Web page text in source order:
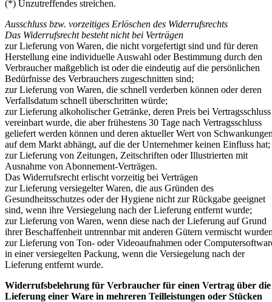
(*) Unzutreffendes streichen.
Ausschluss bzw. vorzeitiges Erlöschen des Widerrufsrechts
Das Widerrufsrecht besteht nicht bei Verträgen
zur Lieferung von Waren, die nicht vorgefertigt sind und für deren
Herstellung eine individuelle Auswahl oder Bestimmung durch den
Verbraucher maßgeblich ist oder die eindeutig auf die persönlichen
Bedürfnisse des Verbrauchers zugeschnitten sind;
zur Lieferung von Waren, die schnell verderben können oder deren
Verfallsdatum schnell überschritten würde;
zur Lieferung alkoholischer Getränke, deren Preis bei Vertragsschluss
vereinbart wurde, die aber frühestens 30 Tage nach Vertragsschluss
geliefert werden können und deren aktueller Wert von
auf dem Markt abhängt, auf die der Unternehmer keinen Einfluss hat;
zur Lieferung von Zeitungen, Zeitschriften oder Illustrierten mit
Ausnahme von Abonnement-Verträgen.
Das Widerrufsrecht erlischt vorzeitig bei Verträgen
zur Lieferung versiegelter Waren, die aus Gründen des
Gesundheitsschutzes oder der Hygiene nicht zur Rückgabe geeignet
sind, wenn ihre Versiegelung nach der Lieferung entfernt wurde;
zur Lieferung von Waren, wenn diese nach der Lieferung auf Grund
ihrer Beschaffenheit untrennbar mit anderen Gütern vermischt
zur Lieferung von Ton- oder Videoaufnahmen oder
in einer versiegelten Packung, wenn die Versiegelung nach der
Lieferung entfernt wurde.
Widerrufsbelehrung für Verbraucher für einen Vertrag über die
Lieferung einer Ware in mehreren Teilleistungen oder Stücken